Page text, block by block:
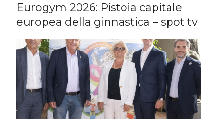
Eurogym 2026: Pistoia capitale
europea della ginnastica – spot tv